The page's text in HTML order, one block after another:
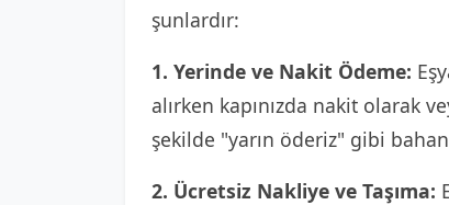
şunlardır:
1. Yerinde ve Nakit Ödeme:
alırken kapınızda nakit olarak
şekilde "yarın öderiz" gibi
2. Ücretsiz Nakliye ve Taşıma: